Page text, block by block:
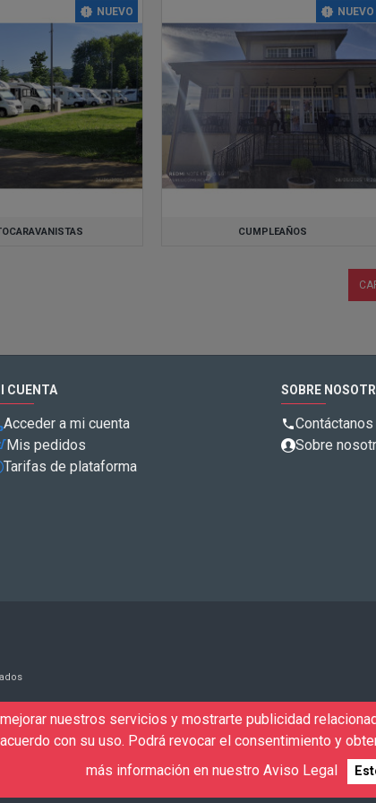
NUEVO NUEVO
CUMPLEAÑOS
CUENTA
Acceder a mi cuenta
Mis pedidos
Tarifas de plataforma
SOBRE
Contáctanos
Sobre
VIPRUS
Digital VIPRUS
nuestros servicios y mostrarte publicidad
con su uso. Podrá revocar el consentimiento y
más información en nuestro Aviso Legal